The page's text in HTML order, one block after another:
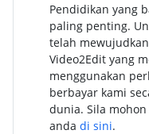
Pendidikan yang
paling penting.
telah
Video2Edit yang
menggunakan
berbayar kami
dunia. Sila
anda di sini.